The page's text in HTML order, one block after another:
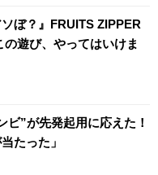
ソぼ？』FRUITS ZIPPER
遊び、やってはいけま
ビ”が先発起用に応えた！
たった」